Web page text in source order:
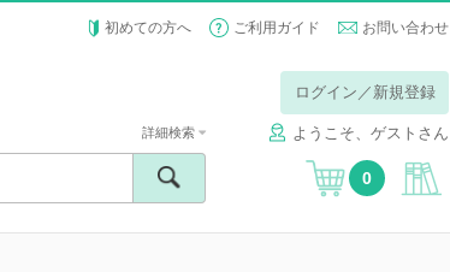
初めての方へ ご利用ガイド お問い合わせ
ログイン／新規登録
ようこそ、ゲストさん
詳細検索
0